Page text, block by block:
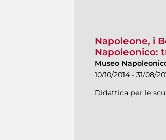
Napoleone, i
Napoleonico:
Museo
10/10/2014 - 31/08/
Didattica per le